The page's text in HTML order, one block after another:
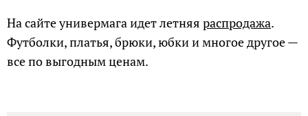
На сайте универмага идет летняя распродажа.
Футболки, платья, брюки, юбки и многое другое —
все по выгодным ценам.